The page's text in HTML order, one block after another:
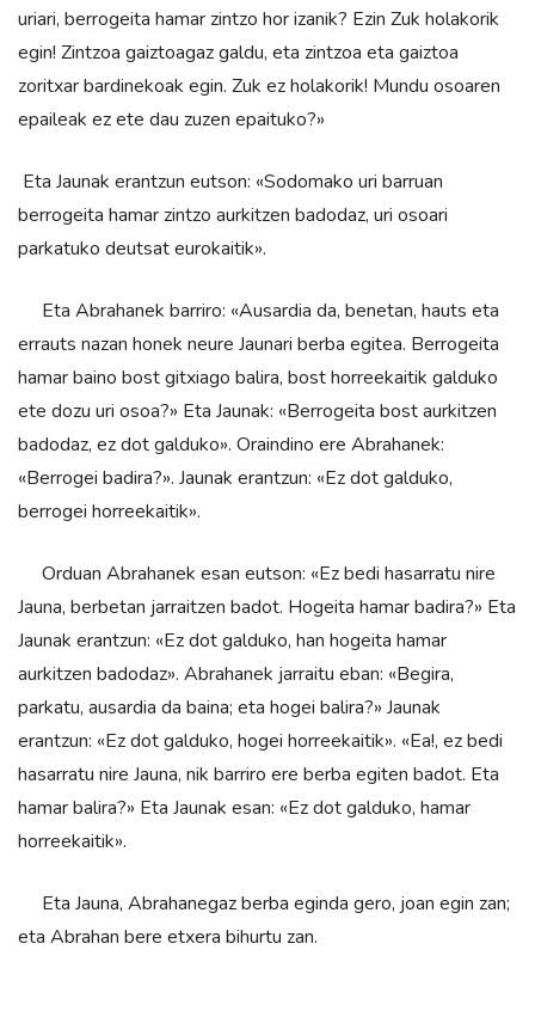
uriari, berrogeita hamar zintzo hor izanik? Ezin Zuk holakorik
egin! Zintzoa gaiztoagaz galdu, eta zintzoa eta gaiztoa
zoritxar bardinekoak egin. Zuk ez holakorik! Mundu osoaren
epaileak ez ete dau zuzen epaituko?»
Eta Jaunak erantzun eutson: «Sodomako uri­ barruan
berrogeita hamar zintzo aurkitzen badodaz, uri osoari
parkatuko deutsat eurokaitik».
Eta Abrahanek barriro: «Ausardia da, benetan, hauts eta
errauts nazan honek neure Jaunari berba egitea. Berrogeita
hamar baino bost gitxiago balira, bost horreekaitik galduko
ete dozu uri osoa?» Eta Jaunak: «Berrogeita bost aurkitzen
badodaz, ez dot galduko». Oraindino ere Abrahanek:
«Berrogei badira?». Jaunak erantzun: «Ez dot galduko,
berrogei horreekaitik».
Orduan Abrahanek esan eutson: «Ez bedi hasarratu nire
Jauna, berbetan jarraitzen badot. Hogeita hamar badira?» Eta
Jaunak erantzun: «Ez dot galduko, han hogeita hamar
aurkitzen badodaz». Abrahanek jarraitu eban: «Begira,
parkatu, ausardia da baina; eta hogei balira?» Jaunak
erantzun: «Ez dot galduko, hogei horree­kaitik». «Ea!, ez bedi
hasarratu nire Jauna, nik barriro ere berba egiten badot. Eta
hamar balira?» Eta Jaunak esan: «Ez dot galduko, hamar
horreekaitik».
Eta Jauna, Abrahanegaz berba eginda gero, joan egin zan;
eta Abrahan bere etxera bihurtu zan.